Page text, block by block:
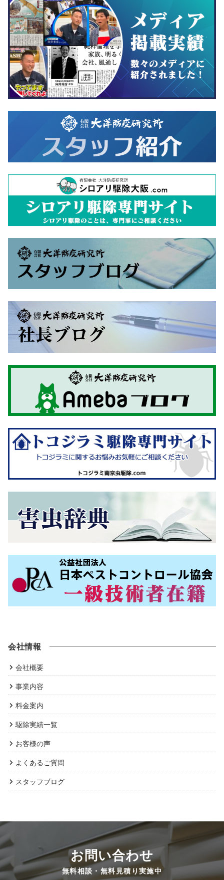
会社情報
会社概要
事業内容
料金案内
駆除実績一覧
お客様の声
よくあるご質問
スタッフブログ
お問い合わせ
無料相談・無料見積り実施中